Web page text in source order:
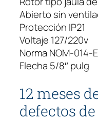
Abierto sin
Protección IP21
Voltaje 127/220v
Norma NOM-014-
Flecha 5/8″ pulg
12 meses
defectos